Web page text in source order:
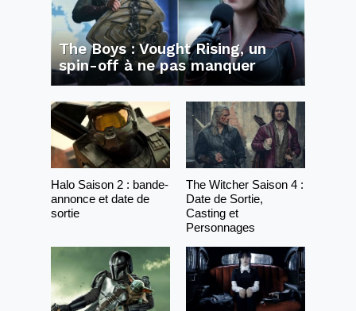
The Boys : Vought Rising, un
spin-off à ne pas manquer
Halo Saison 2 : bande-
annonce et date de
sortie
The Witcher Saison 4 :
Date de Sortie,
Casting et
Personnages